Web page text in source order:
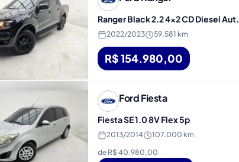
Ranger Black 2.2 4x2 CD Diesel Aut.
2022/2023 59.581 km
R$ 154.980,00
FordFiesta
Fiesta SE 1.0 8V Flex 5p
2013/2014
107.000 km
de R$ 40.980,00